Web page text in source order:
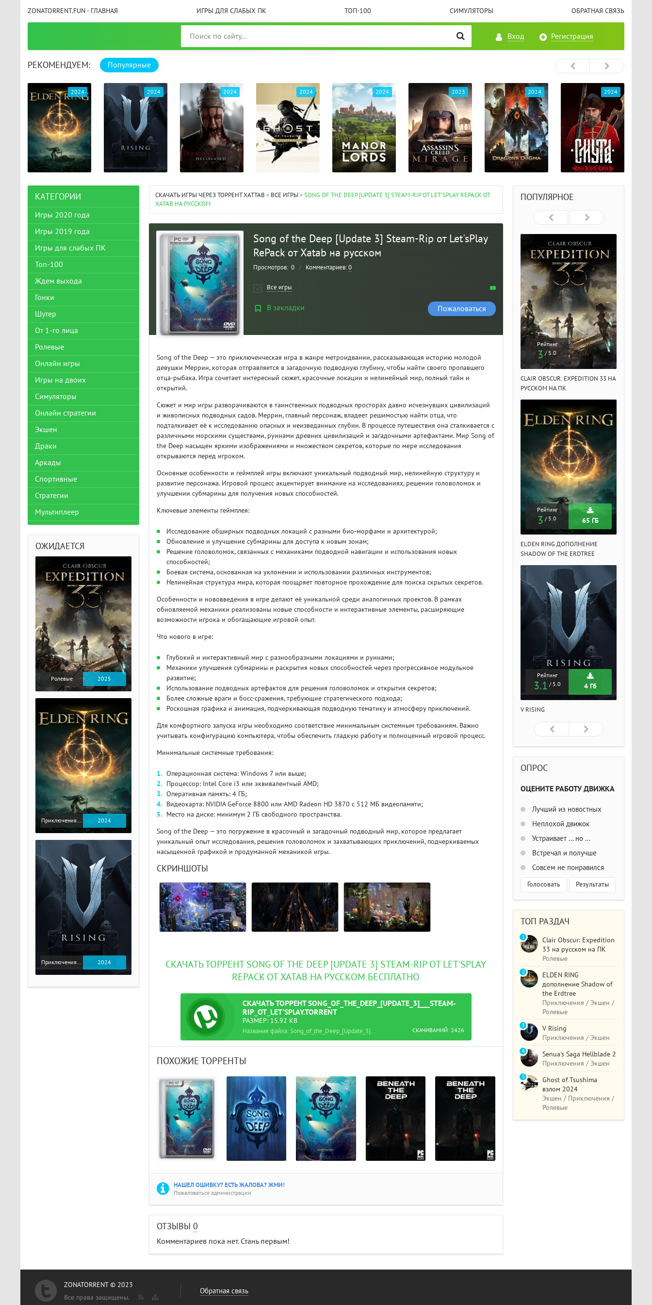
ZONATORRENT.FUN - ГЛАВНАЯ ИГРЫ ДЛЯ СЛАБЫХ ПК ТОП-100 СИМУЛЯТОРЫ ОБРАТНАЯ СВЯЗЬ
Вход Регистрация
РЕКОМЕНДУЕМ: Популярные
2024 2024 2024 2024 2024 2023 2024 2024
СКАЧАТЬ ИГРЫ ЧЕРЕЗ ТОРРЕНТ XATTAB » ВСЕ ИГРЫ » SONG OF THE DEEP [UPDATE 3] STEAM-RIP ОТ LET'SРLAY REPACK ОТ
XATAB НА РУССКОМ
Song of the Deep [Update 3] Steam-Rip от Let'sРlay
RePack от Xatab на русском
Просмотров: 0 / Комментариев:0
Все игры
В закладки Пожаловаться
Song of the Deep — это приключенческая игра в жанре метроидвании, рассказывающая историю молодой
девушки Меррин, которая отправляется в загадочную подводную глубину, чтобы найти своего пропавшего
отца-рыбака. Игра сочетает интересный сюжет, красочные локации и нелинейный мир, полный тайн и
открытий.
Сюжет и мир игры разворачиваются в таинственных подводных просторах давно исчезнувших цивилизаций
и живописных подводных садов. Меррин, главный персонаж, владеет решимостью найти отца, что
подталкивает её к исследованию опасных и неизведанных глубин. В процессе путешествия она сталкивается с
различными морскими существами, руинами древних цивилизаций и загадочными артефактами. Мир Song of
the Deep насыщен яркими изображениями и множеством секретов, которые по мере исследования
открываются перед игроком.
Основные особенности и геймплей игры включают уникальный подводный мир, нелинейную структуру и
развитие персонажа. Игровой процесс акцентирует внимание на исследованиях, решении головоломок и
улучшении субмарины для получения новых способностей.
Ключевые элементы геймплея:
Исследование обширных подводных локаций с разными био-морфами и архитектурой;
Обновление и улучшение субмарины для доступа к новым зонам;
Решение головоломок, связанных с механиками подводной навигации и использования новых
способностей;
Боевая система, основанная на уклонении и использовании различных инструментов;
Нелинейная структура мира, которая поощряет повторное прохождение для поиска скрытых секретов.
Особенности и нововведения в игре делают её уникальной среди аналогичных проектов. В рамках
обновляемой механики реализованы новые способности и интерактивные элементы, расширяющие
возможности игрока и обогащающие игровой опыт.
Что нового в игре:
Глубокий и интерактивный мир с разнообразными локациями и руинами;
Механики улучшения субмарины и раскрытия новых способностей через прогрессивное модульное
развитие;
Использование подводных артефактов для решения головоломок и открытия секретов;
Более сложные враги и босс-сражения, требующие стратегического подхода;
Роскошная графика и анимация, подчеркивающая подводную тематику и атмосферу приключений.
Для комфортного запуска игры необходимо соответствие минимальным системным требованиям. Важно
учитывать конфигурацию компьютера, чтобы обеспечить гладкую работу и полноценный игровой процесс.
Минимальные системные требования:
Операционная система: Windows 7 или выше;
Процессор: Intel Core i3 или эквивалентный AMD;
Оперативная память: 4 ГБ;
Видеокарта: NVIDIA GeForce 8800 или AMD Radeon HD 3870 с 512 МБ видеопамяти;
Место на диске: минимум 2 ГБ свободного пространства.
Song of the Deep — это погружение в красочный и загадочный подводный мир, которое предлагает
уникальный опыт исследования, решения головоломок и захватывающих приключений, подчеркиваемых
насыщенной графикой и продуманной механикой игры.
СКРИНШОТЫ
СКАЧАТЬ ТОРРЕНТ SONG OF THE DEEP [UPDATE 3] STEAM-RIP ОТ LET'SРLAY
REPACK ОТ XATAB НА РУССКОМ БЕСПЛАТНО
СКАЧАТЬТОРРЕНТSONG_OF_THE_DEEP_[UPDATE_3]___STEAM-
RIP_ОТ_LET'SРLAY.TORRENT
РАЗМЕР: 15.92 KB
СКАЧИВАНИЙ: 2426
Название файла: Song_of_the_Deep_[Update_3]___Steam-Rip_от_Let'sРlay.torrent
ПОХОЖИЕ ТОРРЕНТЫ
НАШЕЛ ОШИБКУ? ЕСТЬ ЖАЛОБА? ЖМИ!
Пожаловаться администрации
ОТЗЫВЫ 0
Комментариев пока нет. Стань первым!
КАТЕГОРИИ
Игры 2020 года
Игры 2019 года
Игры для слабых ПК
Топ-100
Ждем выхода
Гонки
Шутер
От 1-го лица
Ролевые
Онлайн игры
Игры на двоих
Симуляторы
Онлайн стратегии
Экшен
Драки
Аркады
Спортивные
Стратегии
Мультиплеер
ОЖИДАЕТСЯ
Ролевые 2025
Приключения / Экшен / Ролевые 2024
Приключения / Экшен 2024
ПОПУЛЯРНОЕ
3
CLAIR OBSCUR: EXPEDITION 33 НА
ELDEN RING ДОПОЛНЕНИЕ
SHADOW OF THE ERDTREE
3.1 4 Гб
V RISING
3
CLAIR OBSCUR: EXPEDITION 33 НА
SHADOW OF THE ERDTREE
V RISING
Рейтинг
3 / 5.0
CLAIR OBSCUR: EXPEDITION 33 НА
РУССКОМ НА ПК
Рейтинг
3 / 5.0 65 ГБ
ELDEN RING ДОПОЛНЕНИЕ
SHADOW OF THE ERDTREE
Рейтинг
3.1 / 5.0 4 Гб
V RISING
ОПРОС
ОЦЕНИТЕ РАБОТУ ДВИЖКА
Лучший из новостных
Неплохой движок
Устраивает ... но ...
Встречал и получше
Совсем не понравился
Голосовать Результаты
ТОП РАЗДАЧ
Clair Obscur: Expedition
33 на русском на ПК
Ролевые
1
ELDEN RING
дополнение Shadow of
the Erdtree
Приключения / Экшен /
Ролевые
2
V Rising
Приключения / Экшен
3
Senua's Saga Hellblade 2
Приключения / Экшен
4
Ghost of Tsushima
взлом 2024
Экшен / Приключения /
Ролевые
5
ZONATORRENT © 2023
Все права защищены.
Обратная связь